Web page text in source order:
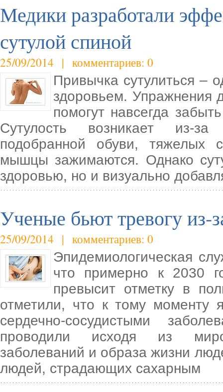
Медики разработали
сутулой спиной
25/09/2014 | комментариев: 0
Привычка сутулиться –
здоровьем. Упражнения
помогут навсегда
Сутулость возникает из-
подобранной обуви, тяжелых
мышцы зажимаются. Однако
здоровью, но и визуально
Ученые бьют тревогу из-
25/09/2014 | комментариев: 0
Эпидемиологическая
что примерно к 2030
превысит отметку в
отметили, что к тому моменту
сердечно-сосудистыми
проводили исходя из
заболеваний и образа жизни
людей, страдающих сахарным